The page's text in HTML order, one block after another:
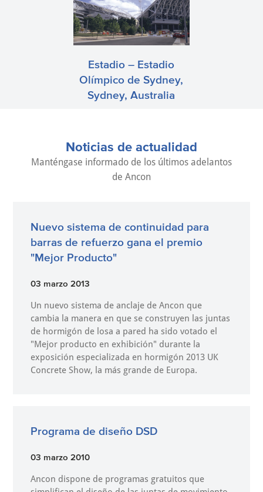
Estadio – Estadio
Olímpico de Sydney,
Sydney, Australia
Noticias de actualidad
Manténgase informado de los últimos adelantos
de Ancon
Nuevo sistema de continuidad para
barras de refuerzo gana el premio
"Mejor Producto"
03 marzo 2013
Un nuevo sistema de anclaje de Ancon que
cambia la manera en que se construyen las juntas
de hormigón de losa a pared ha sido votado el
"Mejor producto en exhibición" durante la
exposición especializada en hormigón 2013 UK
Concrete Show, la más grande de Europa.
Programa de diseño DSD
03 marzo 2010
Ancon dispone de programas gratuitos que